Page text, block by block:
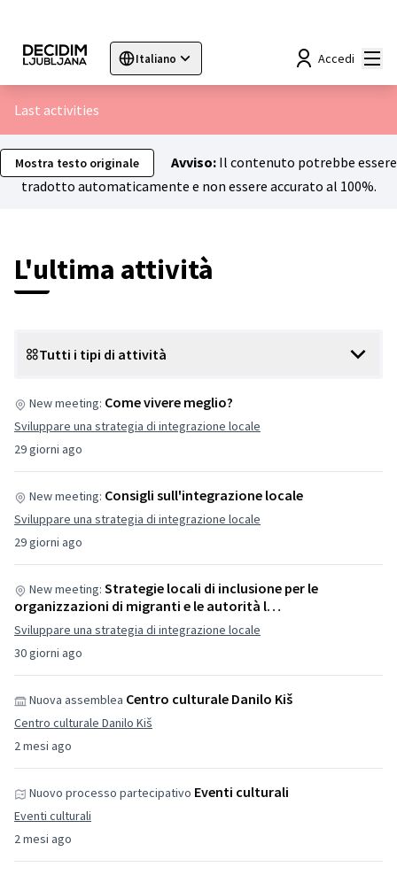
Italiano
Sprache wählen Choisir la langue
Accedi
Last activities
Mostra testo originale Avviso: Il contenuto potrebbe essere
tradotto automaticamente e non essere accurato al 100%.
L'ultima attività
Tutti i tipi di attività
29 giorni ago
New meeting: Come vivere meglio?
Sviluppare una strategia di integrazione locale
29 giorni ago
New meeting: Consigli sull'integrazione locale
Sviluppare una strategia di integrazione locale
30 giorni ago
New meeting: Strategie locali di inclusione per le
organizzazioni di migranti e le autorità l…
Sviluppare una strategia di integrazione locale
2 mesi ago
Nuova assemblea Centro culturale Danilo Kiš
Centro culturale Danilo Kiš
2 mesi ago
Nuovo processo partecipativo Eventi culturali
Eventi culturali